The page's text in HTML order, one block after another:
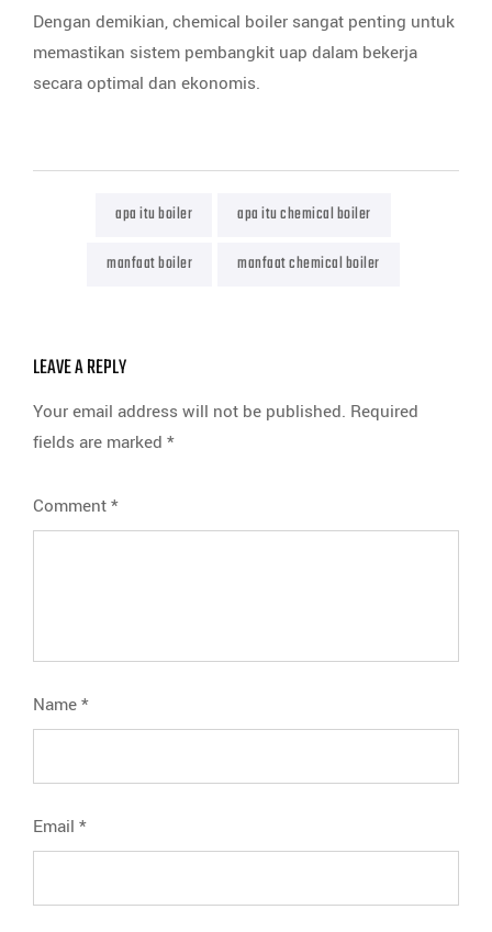
Dengan demikian, chemical boiler sangat penting untuk
memastikan sistem pembangkit uap dalam bekerja
secara optimal dan ekonomis.
apa itu boiler
apa itu chemical boiler
manfaat boiler
manfaat chemical boiler
LEAVE A REPLY
Your email address will not be published. Required
fields are marked *
Comment*
Name*
Email *